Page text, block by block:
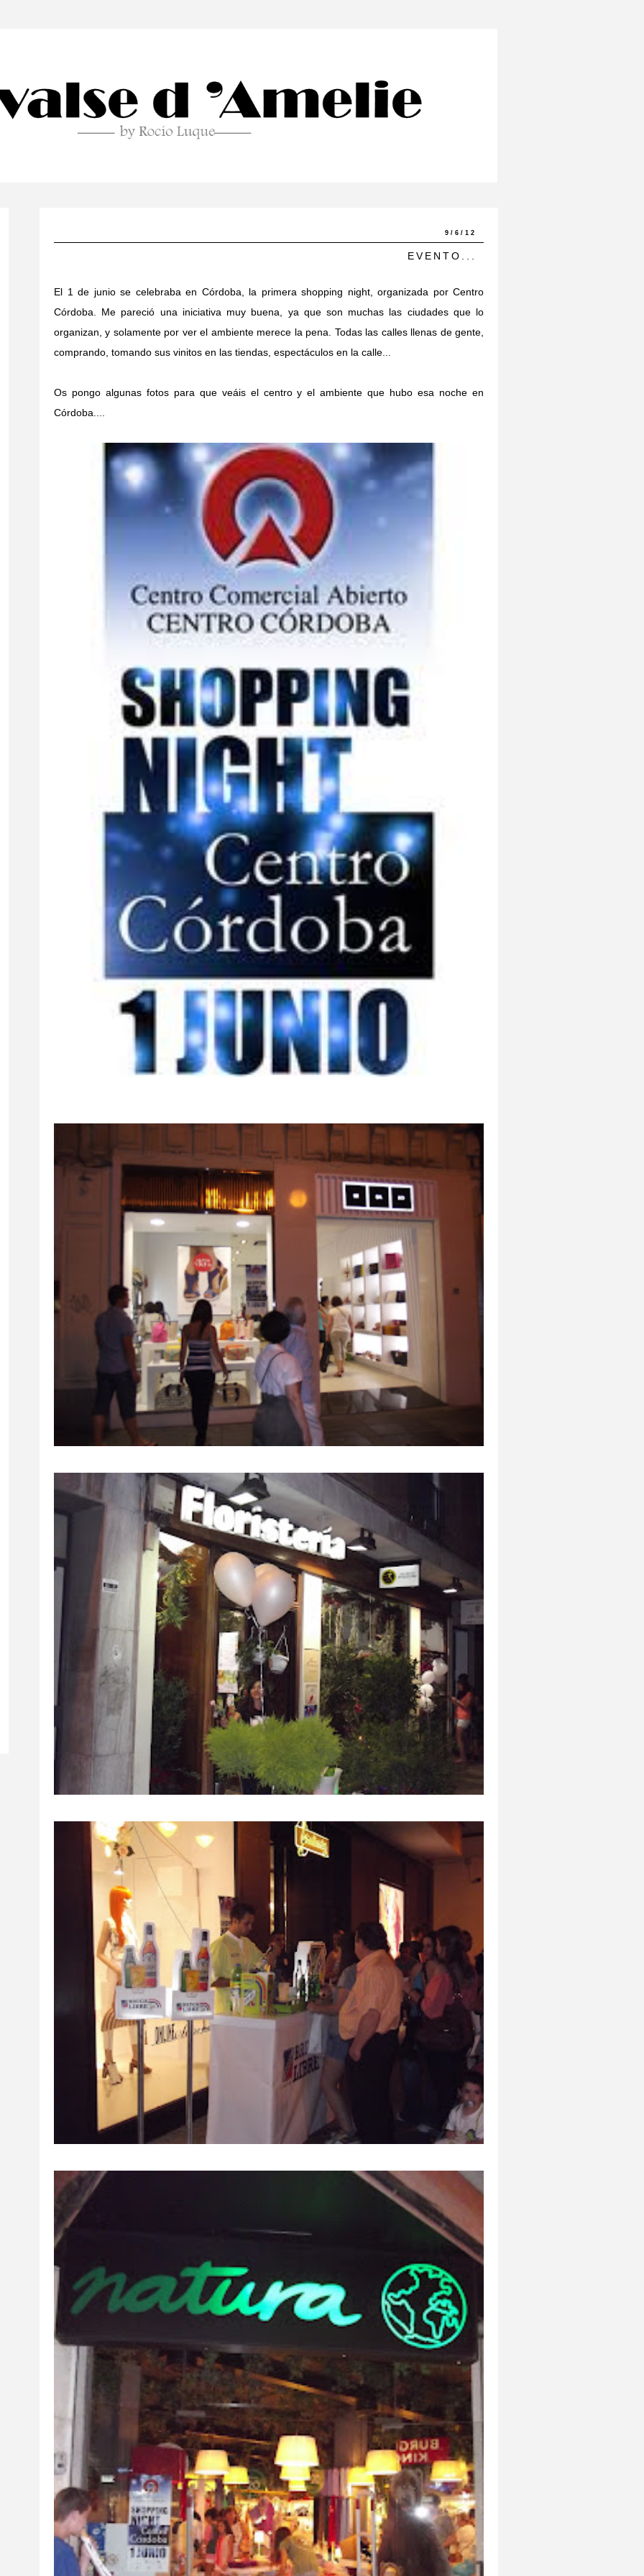
9/6/12
EVENTO...
El 1 de junio se celebraba en Córdoba, la primera shopping night, organizada por Centro
Córdoba. Me pareció una iniciativa muy buena, ya que son muchas las ciudades que lo
organizan, y solamente por ver el ambiente merece la pena. Todas las calles llenas de gente,
comprando, tomando sus vinitos en las tiendas, espectáculos en la calle...
Os pongo algunas fotos para que veáis el centro y el ambiente que hubo esa noche en
Córdoba....